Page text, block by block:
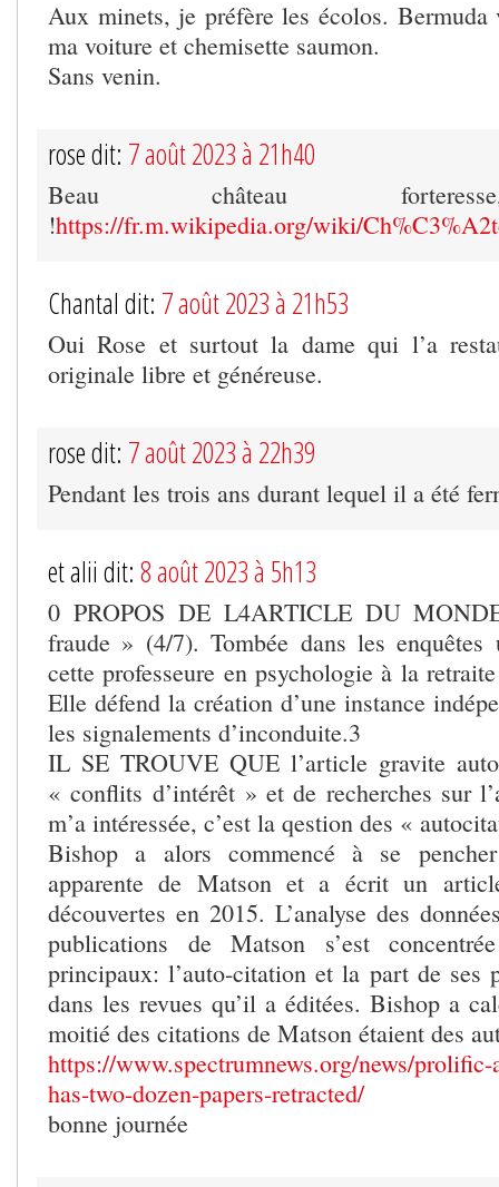
Aux minets, je préfère les écolos.
ma voiture et chemisette saumon.
Sans venin.
rose dit: 7 août 2023 à 21h40
Beau château
!https://fr.m.wikipedia.org/wiki/
Chantal dit: 7 août 2023 à 21h53
Oui Rose et surtout la dame qui l’a
originale libre et généreuse.
rose dit: 7 août 2023 à 22h39
Pendant les trois ans durant lequel il a été
et alii dit: 8 août 2023 à 5h13
0 PROPOS DE L4ARTICLE DU
fraude » (4/7). Tombée dans les enquêtes
cette professeure en psychologie à la
Elle défend la création d’une instance
les signalements d’inconduite.3
IL SE TROUVE QUE l’article gravite
« conflits d’intérêt » et de recherches sur
m’a intéressée, c’est la qestion des «
Bishop a alors commencé à se
apparente de Matson et a écrit un
découvertes en 2015. L’analyse des
publications de Matson s’est
principaux: l’auto-citation et la part de ses
dans les revues qu’il a éditées. Bishop a
moitié des citations de Matson étaient des
https://www.spectrumnews.org/news/prolific-
has-two-dozen-papers-retracted/
bonne journée